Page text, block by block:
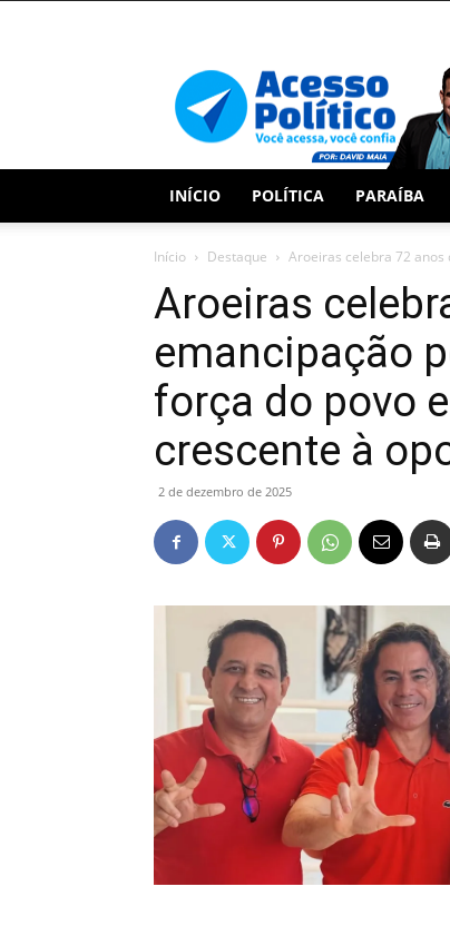
INÍCIO POLÍTICA PARAÍBA
Início Destaque Aroeiras celebra 72 anos
Aroeiras
emancipação
força do povo
crescente à
2 de dezembro de 2025